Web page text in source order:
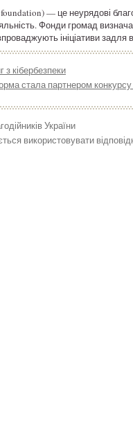
— це неурядові
Фонди громад
ініціативи
з кібербезпеки
стала партнером конкурсу
України
використовувати